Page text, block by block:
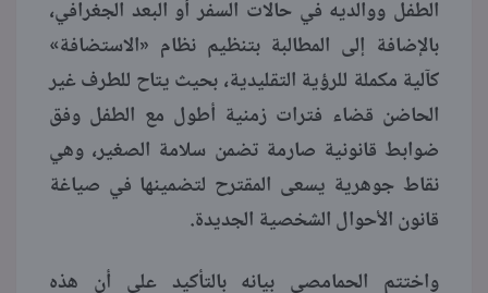
الطفل ووالديه في حالات السفر أو البعد الجغرافي،
بالإضافة إلى المطالبة بتنظيم نظام «الاستضافة»
كآلية مكملة للرؤية التقليدية، بحيث يتاح للطرف غير
الحاضن قضاء فترات زمنية أطول مع الطفل وفق
ضوابط قانونية صارمة تضمن سلامة الصغير، وهي
نقاط جوهرية يسعى المقترح لتضمينها في صياغة
قانون الأحوال الشخصية الجديدة.
واختتم الحمامصي بيانه بالتأكيد على أن هذه